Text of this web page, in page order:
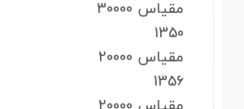
مقیاس 30000
1350
مقیاس 20000
1356